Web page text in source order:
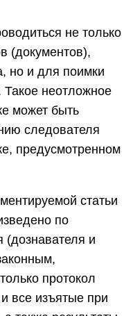
не только
(документов),
но и для поимки
Такое неотложное
может быть
следователя
предусмотренном
статьи
по
(дознавателя и
протокол
все изъятые при